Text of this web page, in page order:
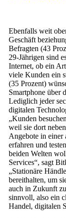
Ebenfalls weit
Geschäft
Befragten (43
29-Jährigen sind
Internet, ob ein
viele Kunden ein
(35 Prozent)
Smartphone über
Lediglich jeder
digitalen
„Kunden
weil sie dort
Angebote in einer
erfahren und
beiden Welten
Services“, sagt
„Stationäre
bereithalten, um
auch in Zukunft
sinnvoll, also ein
Handel, digitalen